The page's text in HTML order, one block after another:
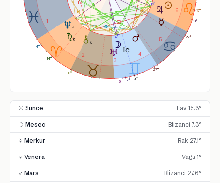
1
2
3
4
5
6 15°
7°
27°
27°
8°
14°
5°
4°
0°
13°
☉ Sunce Lav 15.3°
☽ Mesec Blizanci 7.3°
☿ Merkur Rak 27.1°
♀ Venera Vaga 1°
♂ Mars Blizanci 27.6°